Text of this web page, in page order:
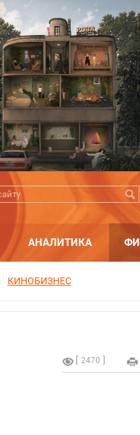
АНАЛИТИКА
КИНОБИЗНЕС
2470